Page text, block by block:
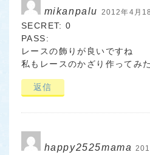
mikanpalu 2012年4月
SECRET: 0
PASS:
レースの飾りが良いですね
私もレースのかざり作ってみ
返信
happy2525mama